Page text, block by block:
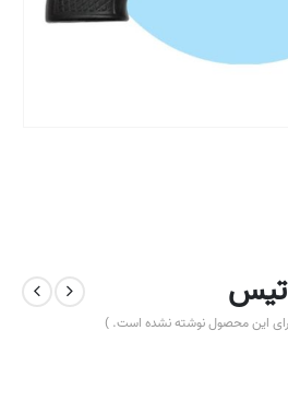
این محصول نوشته نشده است. )